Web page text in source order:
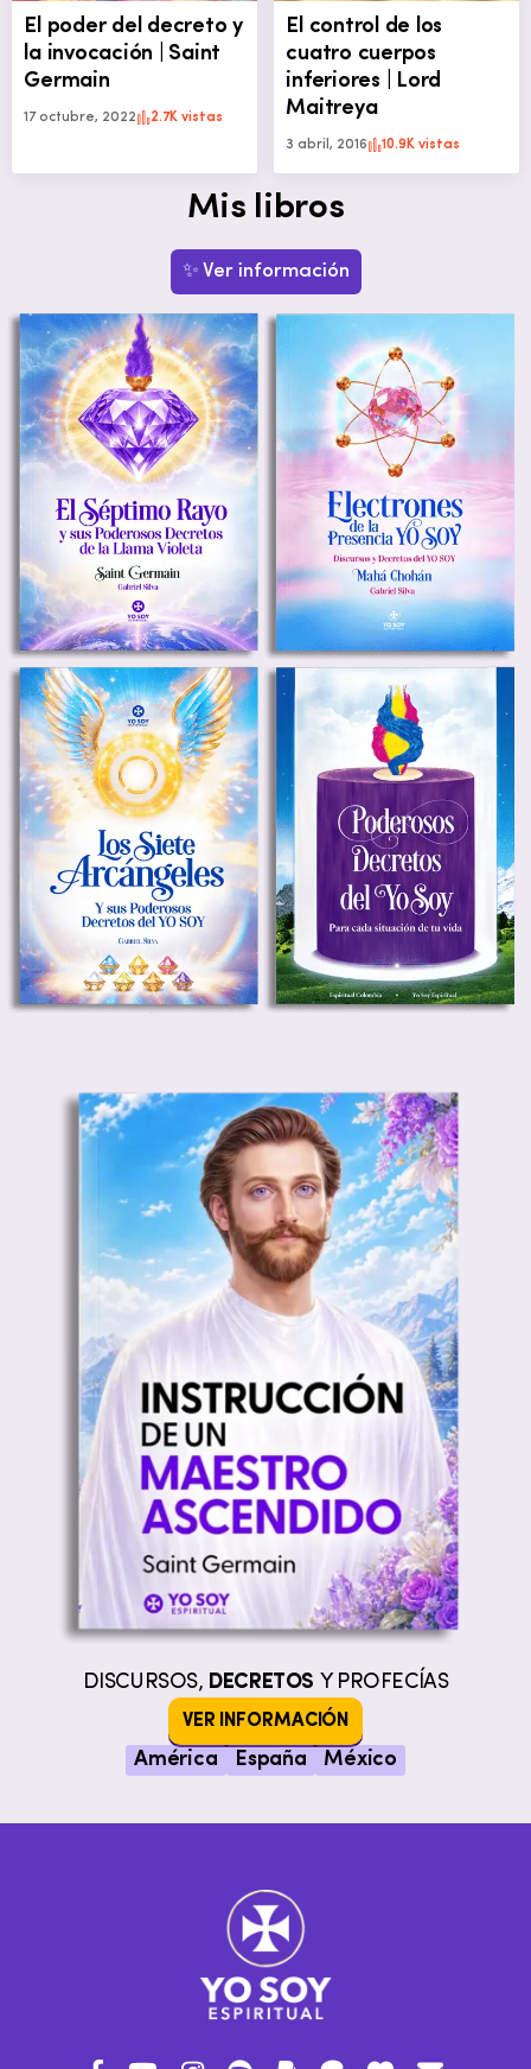
El poder del decreto y
la invocación | Saint
Germain
17 octubre, 2022 2.7K vistas
El control de los
cuatro cuerpos
inferiores | Lord
Maitreya
3 abril, 2016 10.9K vistas
Mis libros
✨ Ver información
DISCURSOS, DECRETOS Y PROFECÍAS
VER INFORMACIÓN
América España México